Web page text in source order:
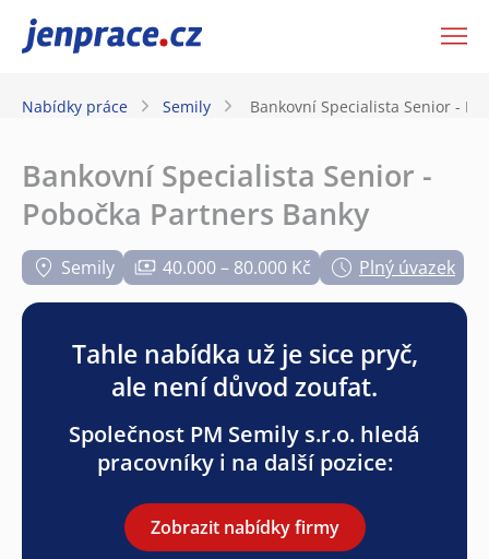
JenPráce.cz
Nabídky práce Semily Bankovní Specialista Senior -
Bankovní Specialista Senior -
Pobočka Partners Banky
Semily 40.000 – 80.000 Kč Plný úvazek
Tahle nabídka už je sice pryč,
ale není důvod zoufat.
Společnost PM Semily s.r.o. hledá
pracovníky i na další pozice:
Zobrazit nabídky firmy